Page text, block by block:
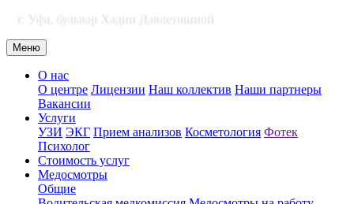
г. Уфа, бульвар Хадии Давлетшиной
Меню
О нас
О центре Лицензии Наш коллектив Наши партнеры
Вакансии
Услуги
УЗИ ЭКГ Прием анализов Косметология Фотек
Психолог
Стоимость услуг
Медосмотры
Общие